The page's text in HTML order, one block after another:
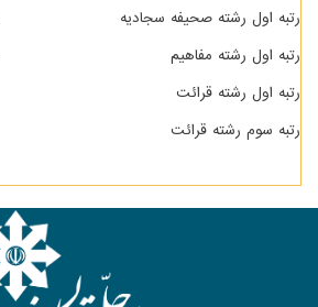
رتبه اول رشته صحیفه سجادیه
رتبه اول رشته مفاهیم
رتبه اول رشته قرائت
رتبه سوم رشته قرائت